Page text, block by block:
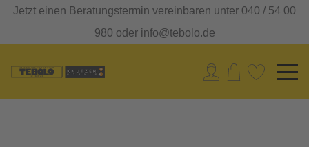
Jetzt einen Beratungstermin vereinbaren unter 040 / 54 00
980 oder info@tebolo.de